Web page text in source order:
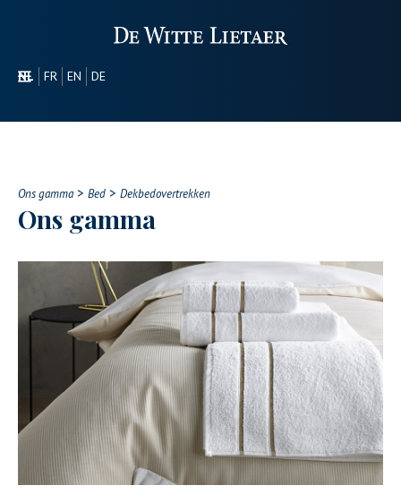
NL FR EN
DE
ONS GAMMA
CONTACT
Ons gamma> Bed > Dekbedovertrekken
Ons gamma